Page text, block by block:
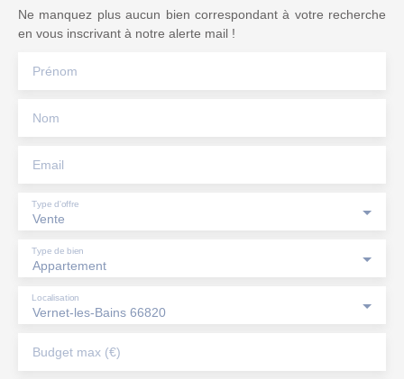
Ne manquez plus aucun bien correspondant à votre recherche
en vous inscrivant à notre alerte mail !
Prénom
Nom
Email
Vente
Type d'offre
Appartement
Type de bien
Vernet-les-Bains 66820
Localisation
Budget max (€)